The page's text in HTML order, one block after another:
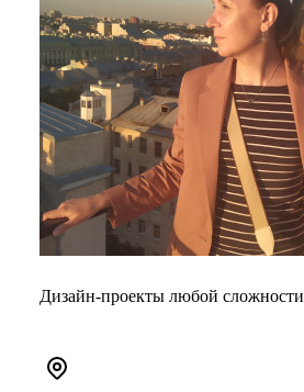
Дизайн-проекты любой сложности